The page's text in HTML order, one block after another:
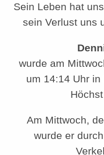
Sein Leben hat
sein Verlust uns
wurde am
um 14:14 Uhr
Am Mittwoch,
wurde er